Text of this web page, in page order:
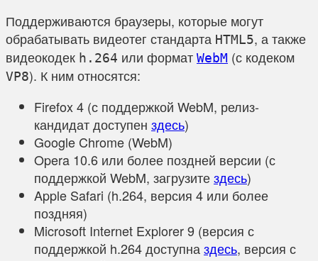
Поддерживаются браузеры, которые могут
обрабатывать видеотег стандарта HTML5, а также
видеокодек h.264 или формат WebM (с кодеком
VP8). К ним относятся:
Firefox 4 (с поддержкой WebM, релиз-
кандидат доступен здесь)
Google Chrome (WebM)
Opera 10.6 или более поздней версии (с
поддержкой WebM, загрузитездесь)
Apple Safari (h.264, версия 4 или более
поздняя)
Microsoft Internet Explorer 9 (версия с
поддержкой h.264 доступна здесь, версия с